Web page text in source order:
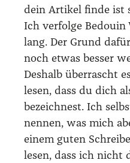
dein Arti­kel fin­de ist
Ich ver­fol­ge
lang. Der Grund
noch etwas bes­ser
Des­halb über­rascht
lesen, dass du dich
bezeich­nest. Ich
nen­nen, was mich
einem guten
lesen, dass ich nicht